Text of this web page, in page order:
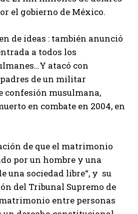
el gobierno de México.
de ideas : también anunció
a todos los
atacó con
de un militar
confesión musulmana,
en combate en 2004, en
de que el matrimonio
por un hombre y una
una sociedad libre“, y su
del Tribunal Supremo de
entre personas